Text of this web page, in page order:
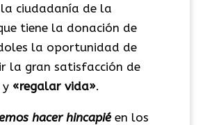
ciudadanía de la
tiene la donación de
la oportunidad de
la gran satisfacción de
y «regalar vida».
hacer hincapiéen los